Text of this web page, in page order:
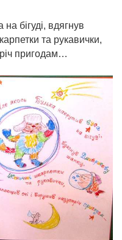
бігуді, вдягнув
та рукавички,
пригодам…